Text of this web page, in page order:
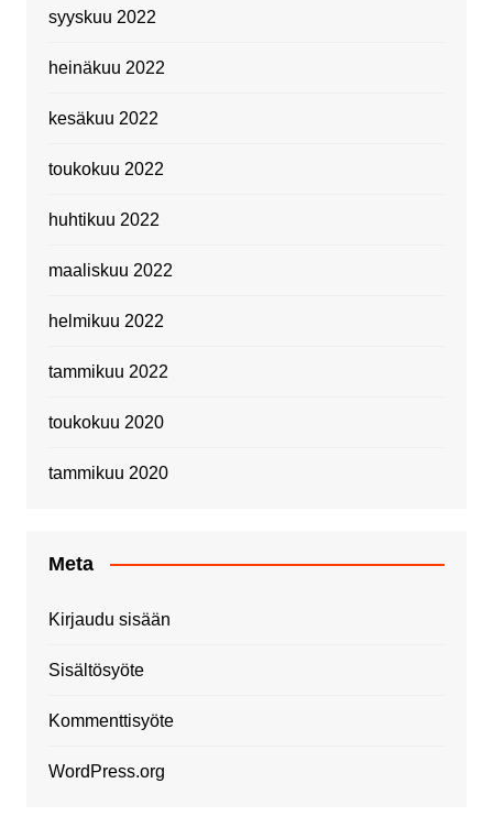
syyskuu 2022
heinäkuu 2022
kesäkuu 2022
toukokuu 2022
huhtikuu 2022
maaliskuu 2022
helmikuu 2022
tammikuu 2022
toukokuu 2020
tammikuu 2020
Meta
Kirjaudu sisään
Sisältösyöte
Kommenttisyöte
WordPress.org